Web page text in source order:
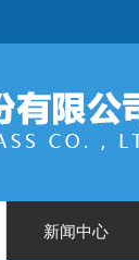
新闻中心